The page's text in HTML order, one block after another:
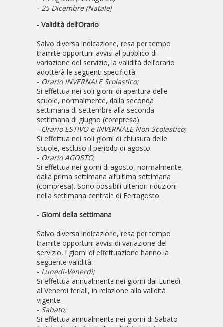
- 25 Dicembre (Natale)
- Validità dell’Orario
Salvo diversa indicazione, resa per tempo
tramite opportuni avvisi al pubblico di
variazione del servizio, la validità dell’orario
adotterà le seguenti specificità:
- Orario INVERNALE Scolastico;
Si effettua nei soli giorni di apertura delle
scuole, normalmente, dalla seconda
settimana di settembre alla seconda
settimana di giugno (compresa).
- Orario ESTIVO e INVERNALE Non Scolastico;
Si effettua nei soli giorni di chiusura delle
scuole, escluso il periodo di agosto.
- Orario AGOSTO;
Si effettua nei giorni di agosto, normalmente,
dalla prima settimana all’ultima settimana
(compresa). Sono possibili ulteriori riduzioni
nella settimana centrale di Ferragosto.
- Giorni della settimana
Salvo diversa indicazione, resa per tempo
tramite opportuni avvisi di variazione del
servizio, i giorni di effettuazione hanno la
seguente validità:
- Lunedì-Venerdì;
Si effettua annualmente nei giorni dal Lunedì
al Venerdì feriali, in relazione alla validità
vigente.
- Sabato;
Si effettua annualmente nei giorni di Sabato